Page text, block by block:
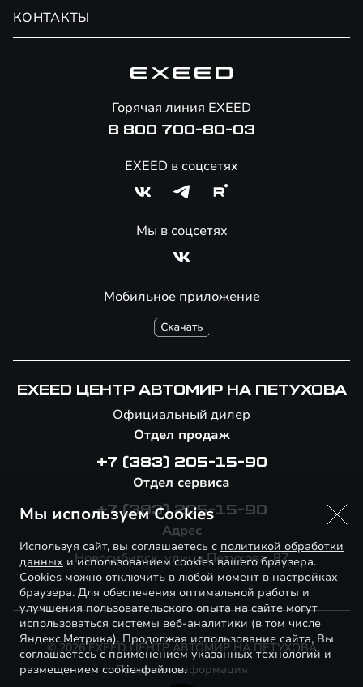
Сервис
Помощь на дорогах
Специальные предложения
КОНТАКТЫ
Мобильное приложение
Горячая линия EXEED
8 800 700-80-03
EXEED в соцсетях
Мы в соцсетях
EXEED ЦЕНТР АВТОМИР НА ПЕТУХОВА
Официальный дилер
Отдел продаж
+7 (383) 205-15-90
Отдел сервиса
+7 (383) 205-15-90
Адрес
Новосибирск, улица Петухова, 87
© 2026 EXEED ЦЕНТР АВТОМИР НА ПЕТУХОВА
Правовая информация
Мы используем Cookies
Используя сайт, вы соглашаетесь с политикой обработки
данных и использованием cookies вашего браузера.
Cookies можно отключить в любой момент в настройках
браузера. Для обеспечения оптимальной работы и
улучшения пользовательского опыта на сайте могут
использоваться системы веб-аналитики (в том числе
Яндекс.Метрика). Продолжая использование сайта, Вы
соглашаетесь с применением указанных технологий и
размещением cookie-файлов.